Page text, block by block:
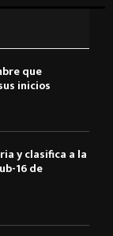
que
inicios
y clasifica a la
16 de